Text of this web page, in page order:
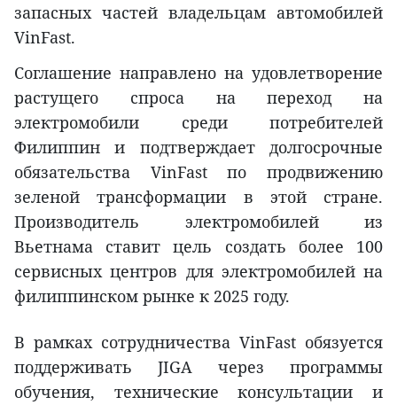
запасных частей владельцам автомобилей
VinFast.
Соглашение направлено на удовлетворение
растущего спроса на переход на
электромобили среди потребителей
Филиппин и подтверждает долгосрочные
обязательства VinFast по продвижению
зеленой трансформации в этой стране.
Производитель электромобилей из
Вьетнама ставит цель создать более 100
сервисных центров для электромобилей на
филиппинском рынке к 2025 году.
В рамках сотрудничества VinFast обязуется
поддерживать JIGA через программы
обучения, технические консультации и